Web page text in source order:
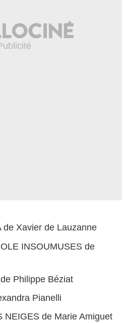
de Xavier de Lauzanne
INSOUMUSES de
Philippe Béziat
Pianelli
NEIGES de Marie Amiguet